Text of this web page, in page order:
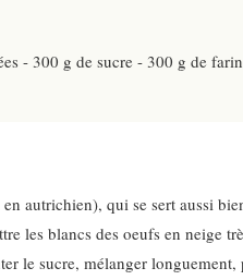
- 300 g de sucre - 300 g de
autrichien), qui se sert aussi
les blancs des oeufs en neige
le sucre, mélanger longuement,